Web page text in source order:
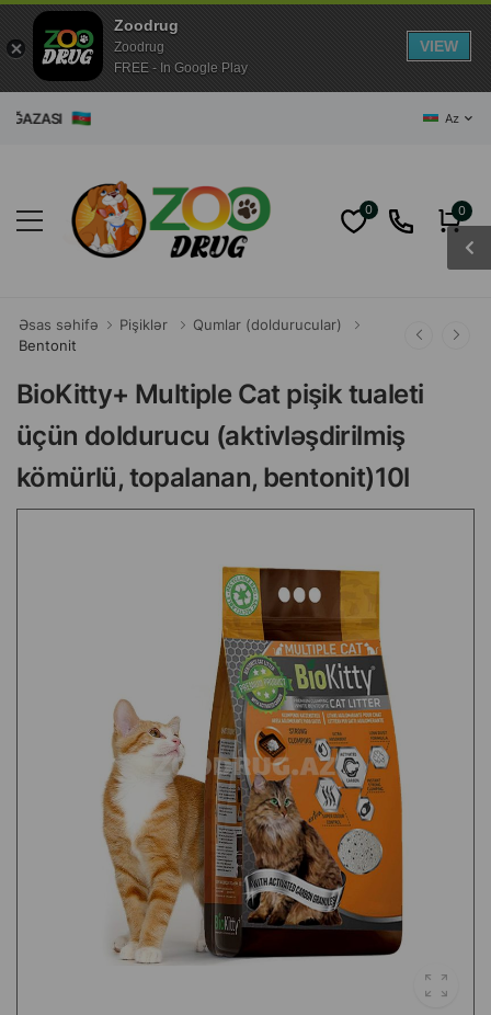
Az
0 0
Əsas səhifə Pişiklər
Qumlar (doldurucular)
Bentonit
BioKitty+ Multiple Cat pişik tualeti
üçün doldurucu (aktivləşdirilmiş
kömürlü, topalanan, bentonit)10l
Zoodrug
Zoodrug
FREE - In Google Play
VIEW